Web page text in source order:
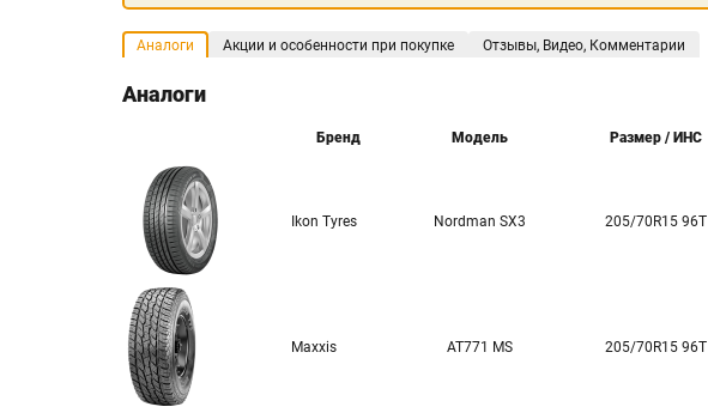
Аналоги Акции и особенности при покупке Отзывы, Видео, Комментарии
Аналоги
Бренд Модель Размер / ИНС
Ikon Tyres Nordman SX3 205/70R15 96T
Maxxis AT771 MS 205/70R15 96T